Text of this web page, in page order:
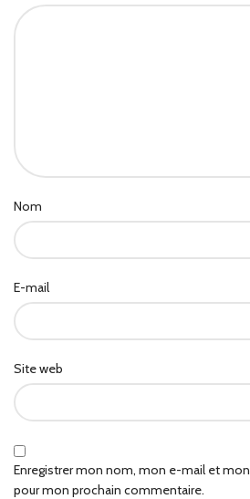
Nom
E-mail
Site web
Enregistrer mon nom, mon e-mail et
pour mon prochain commentaire.